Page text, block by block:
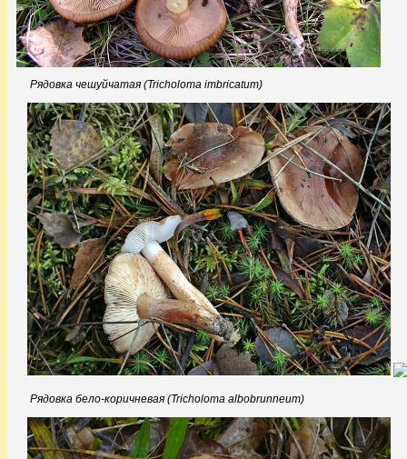
Рядовка чешуйчатая (Tricholoma imbricatum)
Рядовка бело-коричневая (Tricholoma albobrunneum)